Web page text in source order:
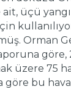
üçü
Orman
göre,
üzere 75
göre bu hava